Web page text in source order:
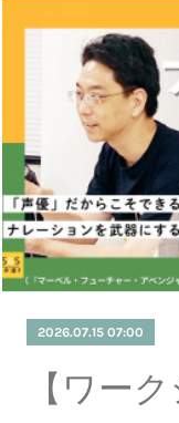
2026.07.15 07:00